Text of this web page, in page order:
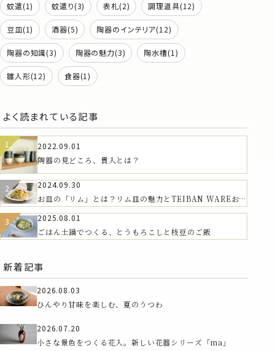
蚊遣(1) 蚊遣り(3) 表札(2) 調理道具(12)
豆皿(1) 酒器(5) 陶器のインテリア(12)
陶器の知識(3) 陶器の魅力(3) 陶水槽(1)
雛人形(12) 食器(1)
よく読まれている記事
2022.09.01
陶器の見どころ、貫入とは？
2024.09.30
お皿の「リム」とは？リム皿の魅力とTEIBAN WAREおす
すめの器
2025.08.01
ごはん土鍋でつくる、とうもろこしと枝豆のご飯
新着記事
2026.08.03
ひんやり甘味を楽しむ、夏のうつわ
2026.07.20
小さな景色をつくる花入。新しい花器シリーズ「ma」